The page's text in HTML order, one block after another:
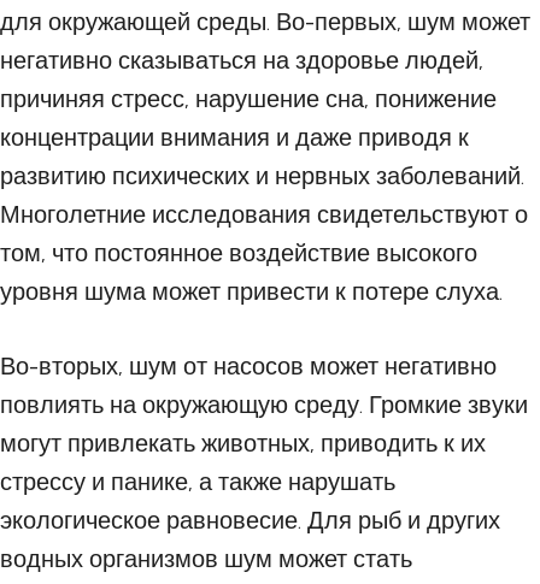
для окружающей среды. Во-первых, шум может
негативно сказываться на здоровье людей,
причиняя стресс, нарушение сна, понижение
концентрации внимания и даже приводя к
развитию психических и нервных заболеваний.
Многолетние исследования свидетельствуют о
том, что постоянное воздействие высокого
уровня шума может привести к потере слуха.
Во-вторых, шум от насосов может негативно
повлиять на окружающую среду. Громкие звуки
могут привлекать животных, приводить к их
стрессу и панике, а также нарушать
экологическое равновесие. Для рыб и других
водных организмов шум может стать